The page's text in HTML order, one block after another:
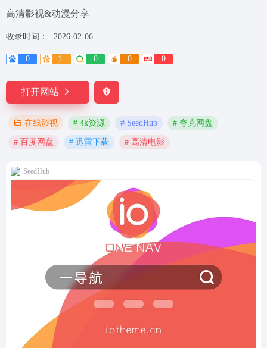
高清影视&动漫分享
收录时间： 2026-02-06
0 1- 0 0 0
打开网站
在线影视 # 4k资源 # SeedHub # 夸克网盘
# 百度网盘 # 迅雷下载 # 高清电影
SeedHub